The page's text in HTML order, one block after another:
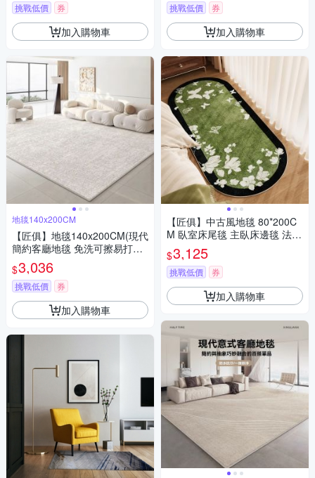
挑戰低價 券
加入購物車
地毯140x200CM
【匠俱】地毯140x200CM(現代
簡約客廳地毯 免洗可擦易打理
地墊 沙發茶几地墊)
$3,036
挑戰低價 券
加入購物車
挑戰低價 券
加入購物車
【匠俱】中古風地毯 80*200C
M 臥室床尾毯 主臥床邊毯 法式
房間地墊 耐髒
$3,125
挑戰低價 券
加入購物車